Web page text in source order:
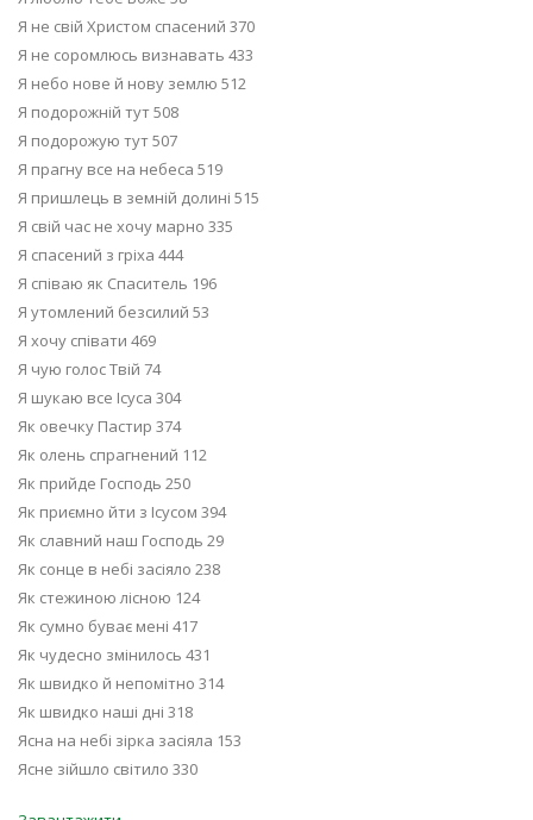
Я не свій Христом спасений 370
Я не соромлюсь визнавать 433
Я небо нове й нову землю 512
Я подорожній тут 508
Я подорожую тут 507
Я прагну все на небеса 519
Я пришлець в земній долині 515
Я свій час не хочу марно 335
Я спасений з гріха 444
Я співаю як Спаситель 196
Я утомлений безсилий 53
Я хочу співати 469
Я чую голос Твій 74
Я шукаю все Ісуса 304
Як овечку Пастир 374
Як олень спрагнений 112
Як прийде Господь 250
Як приємно йти з Ісусом 394
Як славний наш Господь 29
Як сонце в небі засіяло 238
Як стежиною лісною 124
Як сумно буває мені 417
Як чудесно змінилось 431
Як швидко й непомітно 314
Як швидко наші дні 318
Ясна на небі зірка засіяла 153
Ясне зійшло світило 330